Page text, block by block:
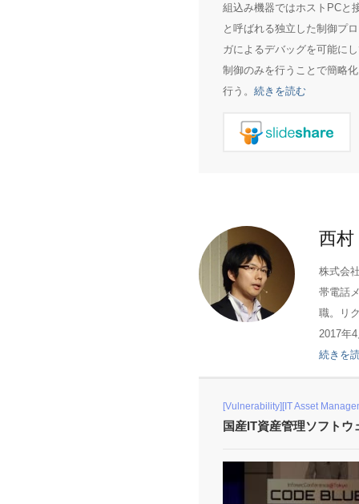
組込み機器ではホストPCと
と呼ばれる独立した制御プ
ガによるデバッグを可能に
制御のみを行うことで簡略
行う。 続きを読む
西村
株式会
帯電話
職。リ
2017年
続きを
[Vulnerability][IT Asset
国産IT資産管理ソフト